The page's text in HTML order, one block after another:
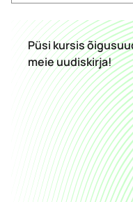
Püsi kursis
meie uudiskirja!